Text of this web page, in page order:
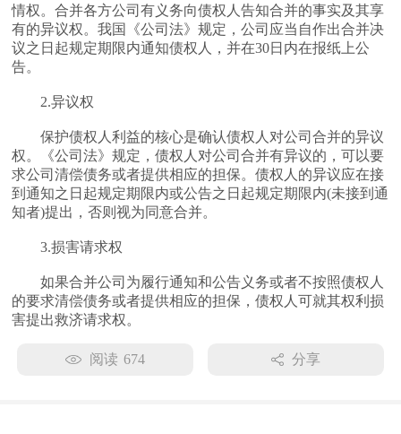
情权。合并各方公司有义务向债权人告知合并的事实及其享
有的异议权。我国《公司法》规定，公司应当自作出合并决
议之日起规定期限内通知债权人，并在30日内在报纸上公
告。
2.异议权
保护债权人利益的核心是确认债权人对公司合并的异议
权。《公司法》规定，债权人对公司合并有异议的，可以要
求公司清偿债务或者提供相应的担保。债权人的异议应在接
到通知之日起规定期限内或公告之日起规定期限内(未接到通
知者)提出，否则视为同意合并。
3.损害请求权
如果合并公司为履行通知和公告义务或者不按照债权人
的要求清偿债务或者提供相应的担保，债权人可就其权利损
害提出救济请求权。
阅读 674 分享